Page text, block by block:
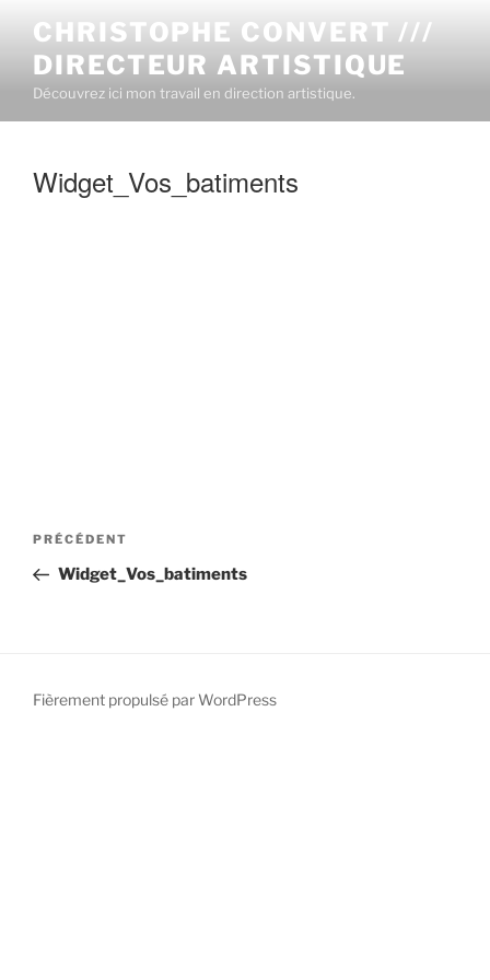
CHRISTOPHE CONVERT ///
DIRECTEUR ARTISTIQUE
Découvrez ici mon travail en direction artistique.
Widget_Vos_batiments
PRÉCÉDENT
Widget_Vos_batiments
Fièrement propulsé par WordPress